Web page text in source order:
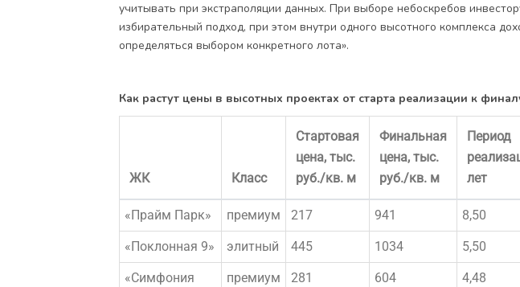
учитывать при экстраполяции данных. При выборе небоскребов
избирательный подход, при этом внутри одного высотного комплекса
определяться выбором конкретного лота».
Как растут цены в высотных проектах от старта реализации к
ЖК Класс
Стартовая
цена, тыс.
руб./кв. м
Финальная
цена, тыс.
руб./кв. м
Период
лет
«Прайм Парк» премиум 217 941 8,50
«Поклонная 9» элитный 445 1034 5,50
«Симфония
премиум 281 604 4,48